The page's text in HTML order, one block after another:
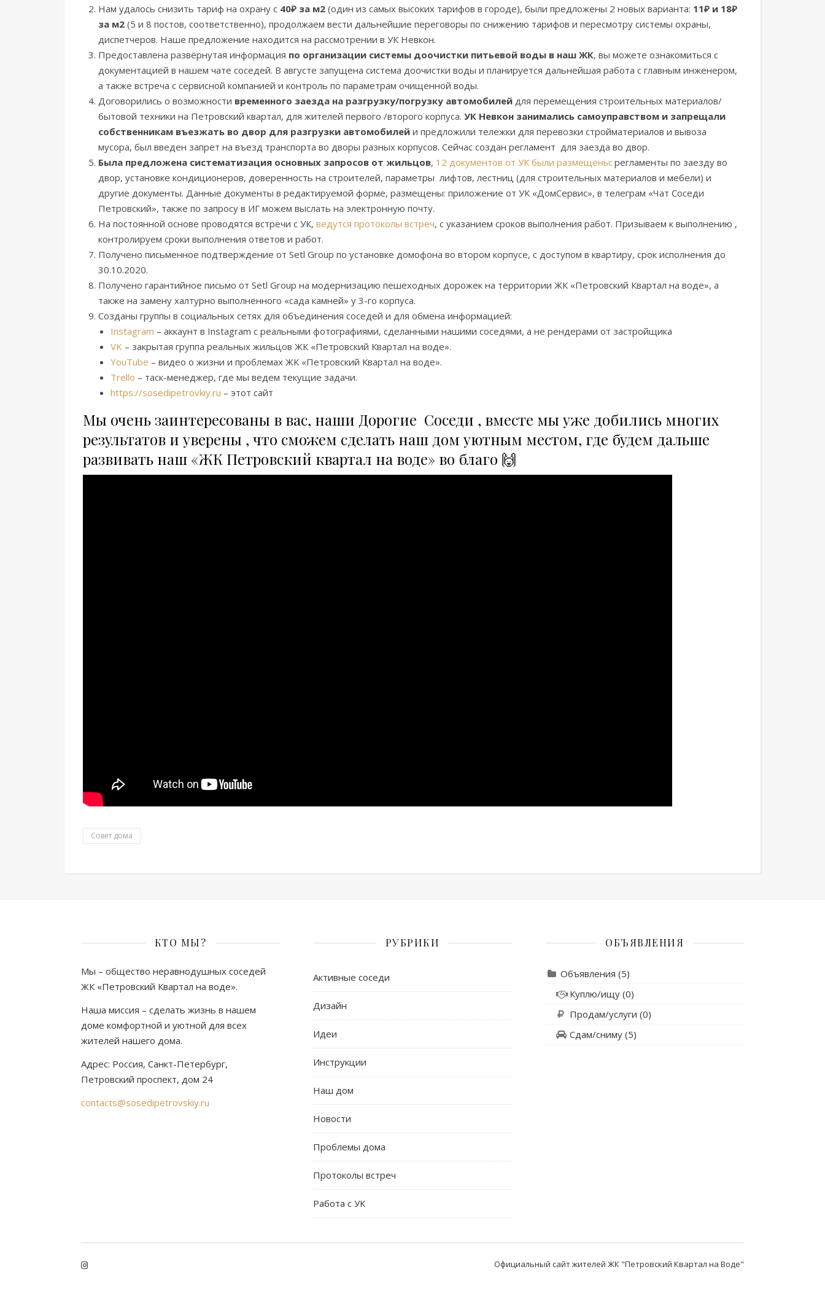
Нам удалось снизить тариф на охрану с 40₽ за м2 (один из самых высоких тарифов в городе), были предложены 2 новых варианта: 11₽ и 18₽
за м2 (5 и 8 постов, соответственно), продолжаем вести дальнейшие переговоры по снижению тарифов и пересмотру системы охраны,
диспетчеров. Наше предложение находится на рассмотрении в УК Невкон.
Предоставлена развёрнутая информация по организации системы доочистки питьевой воды в наш ЖК, вы можете ознакомиться с
документацией в нашем чате соседей. В августе запущена система доочистки воды и планируется дальнейшая работа с главным инженером,
а также встреча с сервисной компанией и контроль по параметрам очищенной воды.
Договорились о возможности временного заезда на разгрузку/погрузку автомобилей для перемещения строительных материалов/
бытовой техники на Петровский квартал, для жителей первого /второго корпуса. УК Невкон занимались самоуправством и запрещали
собственникам въезжать во двор для разгрузки автомобилей и предложили тележки для перевозки стройматериалов и вывоза
мусора, был введен запрет на въезд транспорта во дворы разных корпусов. Сейчас создан регламент для заезда во двор.
Была предложена систематизация основных запросов от жильцов, 12 документов от УК были размещены: регламенты по заезду во
двор, установке кондиционеров, доверенность на строителей, параметры лифтов, лестниц (для строительных материалов и мебели) и
другие документы. Данные документы в редактируемой форме, размещены: приложение от УК «ДомСервис», в телеграм «Чат Соседи
Петровский», также по запросу в ИГ можем выслать на электронную почту.
На постоянной основе проводятся встречи с УК, ведутся протоколы встреч, с указанием сроков выполнения работ. Призываем к выполнению ,
контролируем сроки выполнения ответов и работ.
Получено письменное подтверждение от Setl Group по установке домофона во втором корпусе, с доступом в квартиру, срок исполнения до
30.10.2020.
Получено гарантийное письмо от Setl Group на модернизацию пешеходных дорожек на территории ЖК «Петровский Квартал на воде», а
также на замену халтурно выполненного «сада камней» у 3-го корпуса.
Созданы группы в социальных сетях для объединения соседей и для обмена информацией:
Instagram – аккаунт в Instagram с реальными фотографиями, сделанными нашими соседями, а не рендерами от застройщика
VK – закрытая группа реальных жильцов ЖК «Петровский Квартал на воде».
YouTube – видео о жизни и проблемах ЖК «Петровский Квартал на воде».
Trello – таск-менеджер, где мы ведем текущие задачи.
https://sosedipetrovkiy.ru – этот сайт
Мы очень заинтересованы в вас, наши Дорогие Соседи , вместе мы уже добились многих
результатов и уверены , что сможем сделать наш дом уютным местом, где будем дальше
развивать наш «ЖК Петровский квартал на воде» во благо 🙌
Совет дома
КТО МЫ?
Мы – общество неравнодушных соседей
ЖК «Петровский Квартал на воде».
Наша миссия – сделать жизнь в нашем
доме комфортной и уютной для всех
жителей нашего дома.
Адрес: Россия, Санкт-Петербург,
Петровский проспект, дом 24
contacts@sosedipetrovskiy.ru
РУБРИКИ
Активные соседи
Дизайн
Идеи
Инструкции
Наш дом
Новости
Проблемы дома
Протоколы встреч
Работа с УК
ОБЪЯВЛЕНИЯ
Объявления (5)
Куплю/ищу (0)
Продам/услуги (0)
Сдам/сниму (5)
Официальный сайт жителей ЖК "Петровский Квартал на Воде"